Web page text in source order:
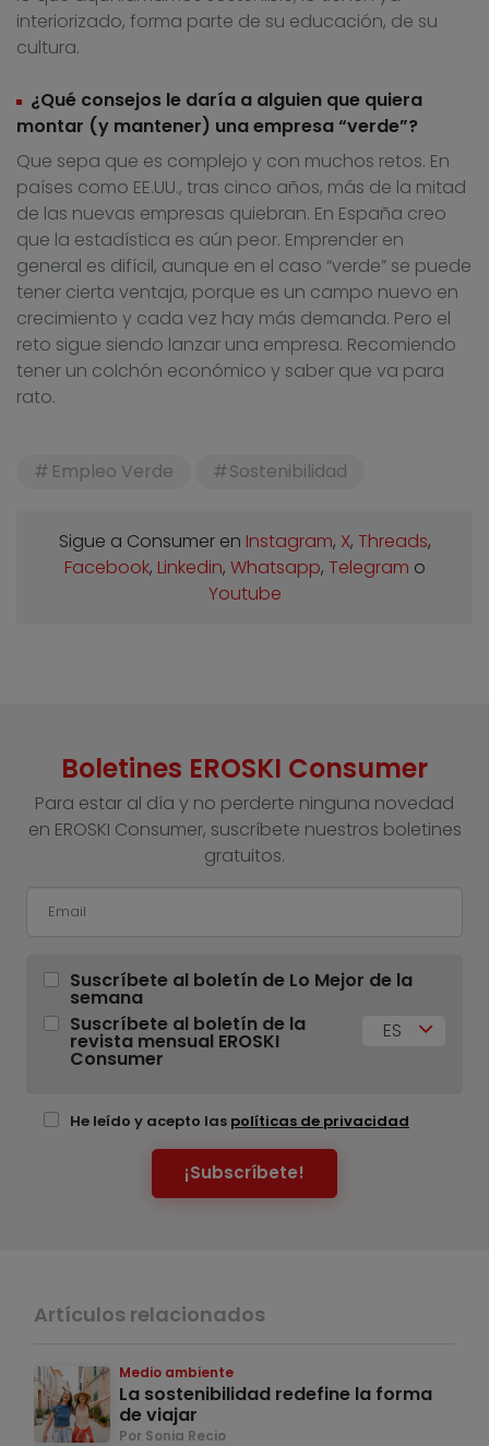
interiorizado, forma parte de su educación, de su
cultura.
¿Qué consejos le daría a alguien que quiera
montar (y mantener) una empresa “verde”?
Que sepa que es complejo y con muchos retos. En
países como EE.UU., tras cinco años, más de la mitad
de las nuevas empresas quiebran. En España creo
que la estadística es aún peor. Emprender en
general es difícil, aunque en el caso “verde” se puede
tener cierta ventaja, porque es un campo nuevo en
crecimiento y cada vez hay más demanda. Pero el
reto sigue siendo lanzar una empresa. Recomiendo
tener un colchón económico y saber que va para
rato.
Empleo Verde Sostenibilidad
Sigue a Consumer en Instagram, X, Threads,
Facebook, Linkedin, Whatsapp, Telegram o
Youtube
Boletines EROSKI Consumer
Para estar al día y no perderte ninguna novedad
en EROSKI Consumer, suscríbete nuestros boletines
gratuitos.
Suscríbete al boletín de Lo Mejor de la
semana
Suscríbete al boletín de la
revista mensual EROSKI
Consumer
ES
He leído y acepto las políticas de privacidad
¡Subscríbete!
Artículos relacionados
Medio ambiente
La sostenibilidad redefine la forma
de viajar
Por Sonia Recio